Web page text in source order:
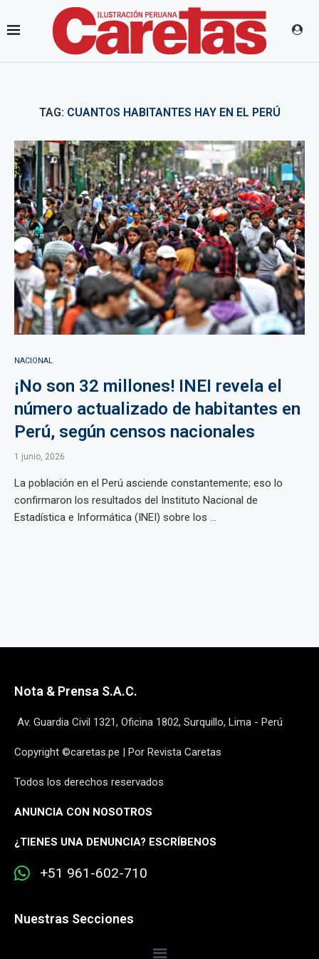
TAG: CUANTOS HABITANTES HAY EN EL PERÚ
NACIONAL
¡No son 32 millones! INEI revela el
número actualizado de habitantes en
Perú, según censos nacionales
1 junio, 2026
La población en el Perú asciende constantemente; eso lo
confirmaron los resultados del Instituto Nacional de
Estadística e Informática (INEI) sobre los ...
Nota & Prensa S.A.C.
Av. Guardia Civil 1321, Oficina 1802, Surquillo, Lima - Perú
Copyright ©caretas.pe | Por Revista Caretas
Todos los derechos reservados
ANUNCIA CON NOSOTROS
¿TIENES UNA DENUNCIA? ESCRÍBENOS
+51 961-602-710
Nuestras Secciones